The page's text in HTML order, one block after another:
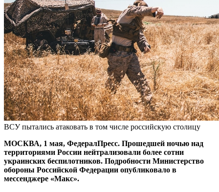
ВСУ пытались атаковать в том числе российскую столицу
МОСКВА, 1 мая, ФедералПресс. Прошедшей ночью над
территориями России нейтрализовали более сотни
украинских беспилотников. Подробности Министерство
обороны Российской Федерации опубликовало в
мессенджере «Макс».